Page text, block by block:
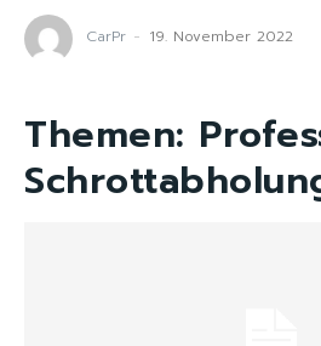
CarPr - 19. November 2022
Themen: